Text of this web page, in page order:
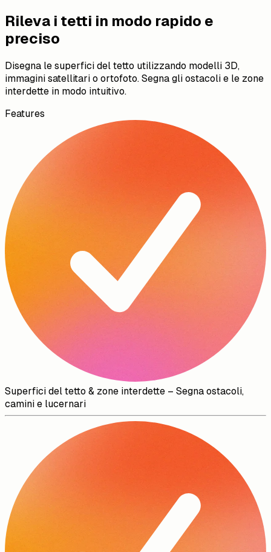
Rileva i tetti in modo rapido e
preciso
Disegna le superfici del tetto utilizzando modelli 3D,
immagini satellitari o ortofoto. Segna gli ostacoli e le zone
interdette in modo intuitivo.
Features
Superfici del tetto & zone interdette – Segna ostacoli,
camini e lucernari